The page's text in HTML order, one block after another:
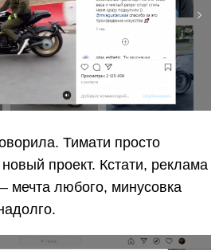
Тимати просто
проект. Кстати, реклама
мечта любого, минусовка